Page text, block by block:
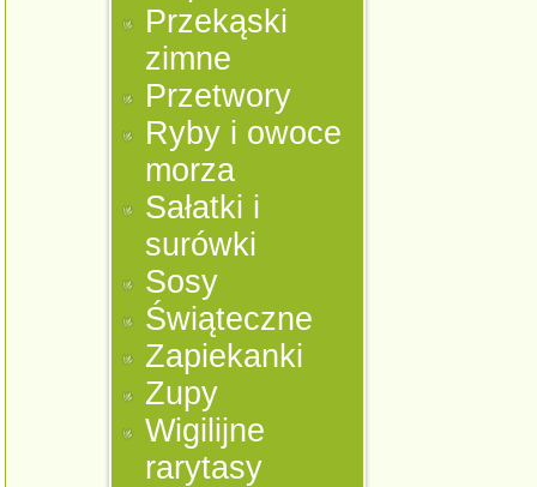
Przekąski
zimne
Przetwory
Ryby i owoce
morza
Sałatki i
surówki
Sosy
Świąteczne
Zapiekanki
Zupy
Wigilijne
rarytasy